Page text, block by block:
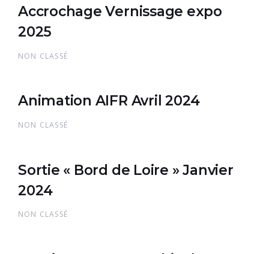
Accrochage Vernissage expo
2025
NON CLASSÉ
Animation AIFR Avril 2024
NON CLASSÉ
Sortie « Bord de Loire » Janvier
2024
NON CLASSÉ